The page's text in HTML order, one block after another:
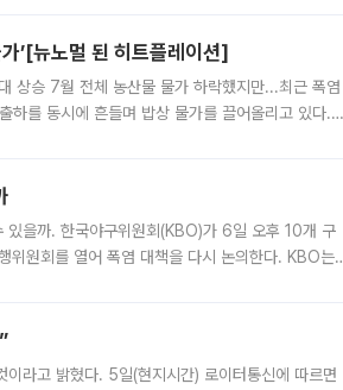
’[뉴노멀 된 히트플레이션]
상승 7월 전체 농산물 물가 하락했지만...최근 폭염
하를 동시에 흔들며 밥상 물가를 끌어올리고 있다.
있을까. 한국야구위원회(KBO)가 6일 오후 10개 구
위원회를 열어 폭염 대책을 다시 논의한다. KBO는
) 로이터통신에 따르면